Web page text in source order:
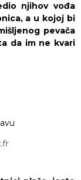
njihov vođa
a u kojoj bi
pevača
da im ne kvari